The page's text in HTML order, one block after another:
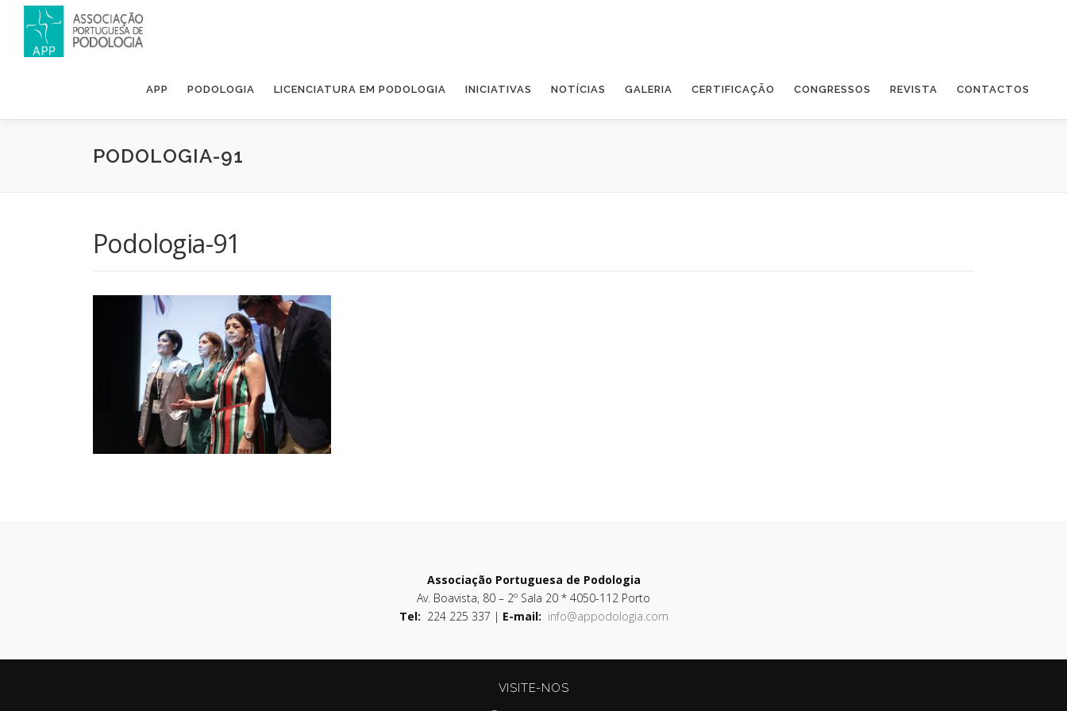
APP PODOLOGIA LICENCIATURA EM PODOLOGIA INICIATIVAS NOTÍCIAS GALERIA CERTIFICAÇÃO CONGRESSOS REVISTA CONTACTOS
PODOLOGIA-91
Podologia-91
Associação Portuguesa de Podologia
Av. Boavista, 80 – 2º Sala 20 * 4050-112 Porto
Tel: 224 225 337 | E-mail: info@appodologia.com
VISITE-NOS